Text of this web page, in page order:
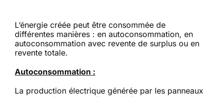
L’énergie créée peut être consommée de
différentes manières : en autoconsommation, en
autoconsommation avec revente de surplus ou en
revente totale.
Autoconsommation :
La production électrique générée par les panneaux